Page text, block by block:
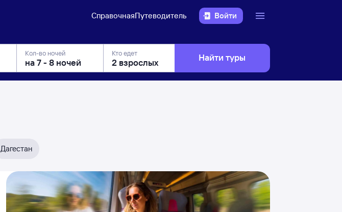
СправочнаяПутеводитель Войти
Кол-во ночей Кто едет Найти туры
Дагестан